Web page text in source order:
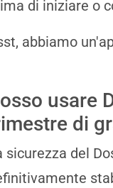
di iniziare o
abbiamo
usare
di
sicurezza del